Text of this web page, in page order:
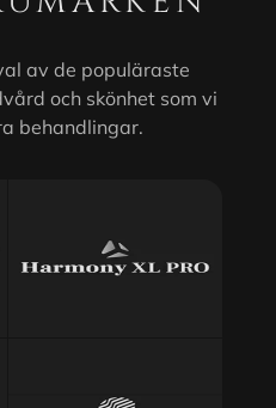
av de populäraste
och skönhet som vi
behandlingar.